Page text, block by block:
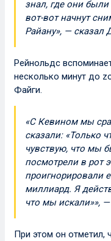
знал, где они
вот-вот начнут
Райану», — сказал
Рейнольдс
несколько минут до
Файги.
«С Кевином мы
сказали: «Только
чувствую, что мы
посмотрели в рот
проигнорировали
миллиард. Я
что мы искали»»,
При этом он отметил,